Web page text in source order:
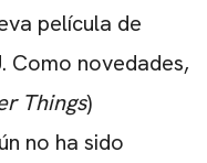
película de
Como novedades,
Things)
no ha sido